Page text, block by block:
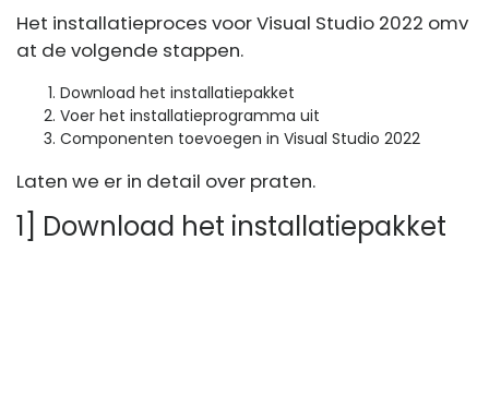
Het installatieproces voor Visual Studio 2022 omv
at de volgende stappen.
Download het installatiepakket
Voer het installatieprogramma uit
Componenten toevoegen in Visual Studio 2022
Laten we er in detail over praten.
1] Download het installatiepakket